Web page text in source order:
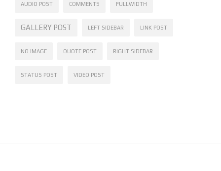
AUDIO POST COMMENTS FULLWIDTH
GALLERY POST LEFT SIDEBAR LINK POST
NO IMAGE QUOTE POST RIGHT SIDEBAR
STATUS POST VIDEO POST